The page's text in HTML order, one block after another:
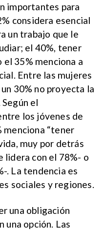
importantes para
considera esencial
un trabajo que le
el 40%, tener
35% menciona a
Entre las mujeres
30% no proyecta la
el
los jóvenes de
menciona “tener
muy por detrás
lidera con el 78%- o
. La tendencia es
sociales y regiones.
una obligación
una opción. Las